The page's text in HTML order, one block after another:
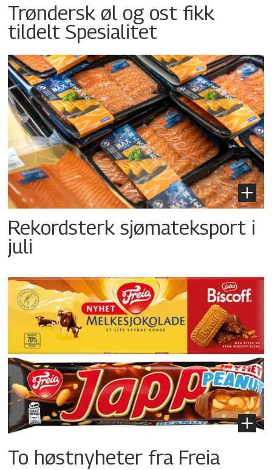
Trøndersk øl og ost fikk
tildelt Spesialitet
Rekordsterk sjømateksport i
juli
To høstnyheter fra Freia